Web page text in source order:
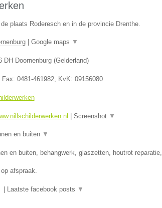
plaats Roderesch en in de provincie Drenthe.
| Google maps ▼
DH Doornenburg(Gelderland)
Fax: 0481-461982, KvK: 09156080
Screenshot ▼
en buiten ▼
en buiten, behangwerk, glaszetten, houtrot reparatie,
afspraak.
Laatste facebook posts ▼